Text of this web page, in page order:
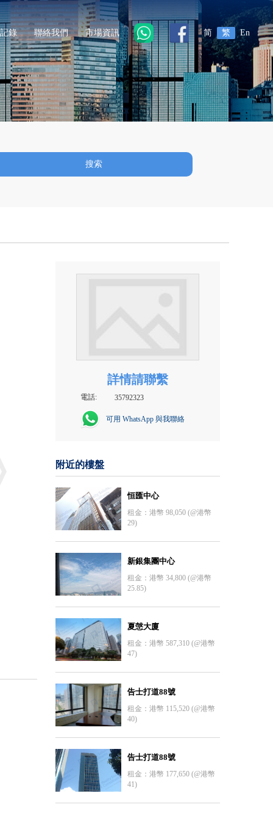
简 繁 En
錄 聯絡我們 市場資訊
搜索
詳情請聯繫
電話: 35792323
可用 WhatsApp 與我聯絡
附近的樓盤
恒匯中心
租金：港幣 98,050 (@港幣
29)
新銀集團中心
租金：港幣 34,800 (@港幣
25.85)
夏愨大廈
租金：港幣 587,310 (@港幣
47)
告士打道88號
租金：港幣 115,520 (@港幣
40)
告士打道88號
租金：港幣 177,650 (@港幣
41)